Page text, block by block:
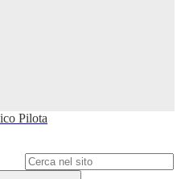
Pilota